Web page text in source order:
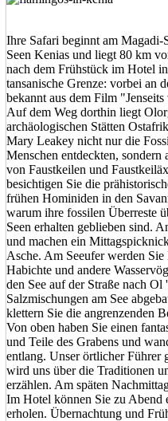
Ihre Safari beginnt am Magadi-
Seen Kenias und liegt 80 km
nach dem Frühstück im Hotel
tansanische Grenze: vorbei an
bekannt aus dem Film
Auf dem Weg dorthin liegt
archäologischen Stätten
Mary Leakey nicht nur die
Menschen entdeckten,
von Faustkeilen und
besichtigen Sie die
frühen Hominiden in den
warum ihre fossilen Überreste
Seen erhalten geblieben sind.
und machen ein
Asche. Am Seeufer werden
Habichte und andere
den See auf der Straße nach
Salzmischungen am See
klettern Sie die angrenzenden
Von oben haben Sie einen
und Teile des Grabens und
entlang. Unser örtlicher Führer
wird uns über die Traditionen
erzählen. Am späten
Im Hotel können Sie zu Abend
erholen. Übernachtung und